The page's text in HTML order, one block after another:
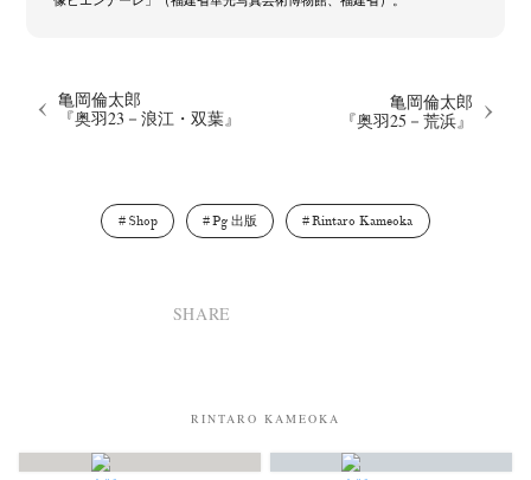
亀岡倫太郎
『奥羽23－浪江・双葉』
亀岡倫太郎
『奥羽25－荒浜』
Shop Pg 出版 Rintaro Kameoka
SHARE
RINTARO KAMEOKA